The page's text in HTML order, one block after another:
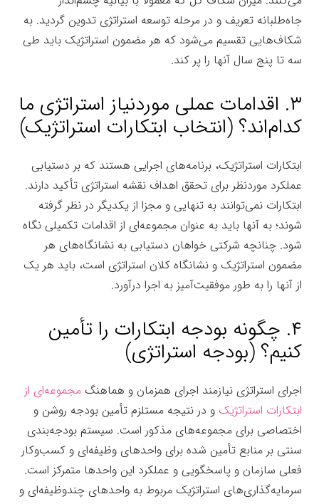
جاه‌طلبانه تعریف و در مرحله توسعه استراتژی تدوین گردید. به
شکاف‌هایی تقسیم می‌شود که هر مضمون استراتژیک باید طی
سه تا پنج سال آنها را پر کند.
۳. اقدامات عملی موردنیاز استراتژی ما
کدام‌اند؟ (انتخاب ابتکارات استراتژیک)
ابتکارات استراتژیک، برنامه‌های اجرایی هستند که بر دستیابی
عملکرد موردنظر برای تحقق اهداف نقشه استراتژی تأکید دارند.
ابتکارات نمی‌توانند به تنهایی و مجزا از یکدیگر در نظر گرفته
شوند؛ به آنها باید به عنوان مجموعه‌ای از اقدامات تکمیلی نگاه
شود. چنانچه شرکتی خواهان دستیابی به نشانگاه‌های هر
مضمون استراتژیک و نشانگاه کلان استراتژی است، باید هر یک
از آنها را به طور موفقیت‌آمیز به اجرا درآورد.
۴. چگونه بودجه ابتکارات را تأمین
کنیم؟ (بودجه استراتژی)
اجرای استراتژی نیازمند اجرای همزمان و هماهنگ مجموعه‌ای از
ابتکارات استراتژیک و در نتیجه مستلزم تأمین بودجه روشن و
اختصاصی برای مجموعه‌های مذکور است. سیستم بودجه‌بندی
سنتی بر منابع تأمین شده برای واحدهای وظیفه‌ای و کسب‌وکار
فعلی سازمان و پاسخگویی و عملکرد این واحدها متمرکز است.
سرمایه‌گذاری‌های استراتژیک مربوط به واحدهای چندوظیفه‌ای و